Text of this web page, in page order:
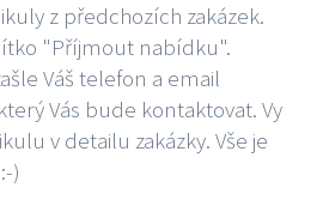
z předchozích zakázek.
"Příjmout nabídku".
Váš telefon a email
Vás bude kontaktovat. Vy
v detailu zakázky. Vše je
)